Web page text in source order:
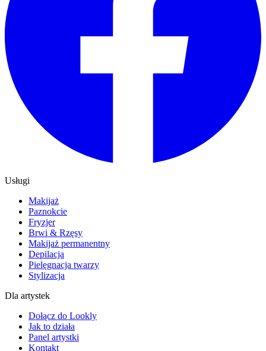
Usługi
Makijaż
Paznokcie
Fryzjer
Brwi & Rzęsy
Makijaż permanentny
Depilacja
Pielęgnacja twarzy
Stylizacja
Dla artystek
Dołącz do Lookly
Jak to działa
Panel artystki
Kontakt